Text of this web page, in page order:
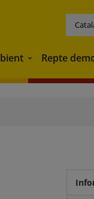
Medi ambient
Repte